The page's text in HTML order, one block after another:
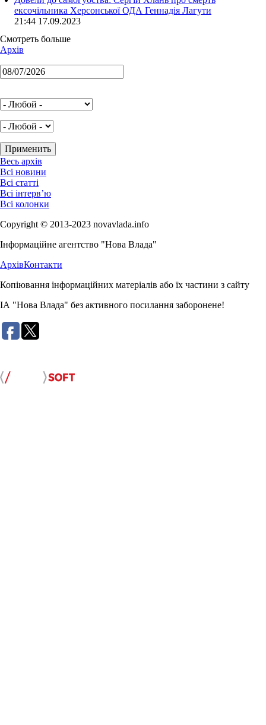
ексочільника Херсонської ОДА Геннадія Лагути
21:44 17.09.2023
Смотреть больше
Архів
Весь архів
Всі новини
Всі статті
Всі інтерв’ю
Всі колонки
Copyright © 2013-2023 novavlada.info
Інформаційне агентство "Нова Влада"
АрхівКонтакти
Копіювання інформаційних матеріалів або їх частини з сайту
ІА "Нова Влада" без активного посилання заборонене!